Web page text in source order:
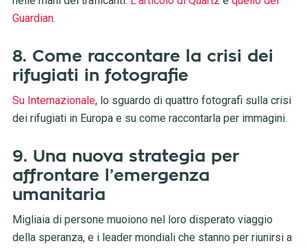
Guardian.
8. Come raccontare la crisi dei
rifugiati in fotografie
Su Internazionale, lo sguardo di quattro fotografi sulla crisi
dei rifugiati in Europa e su come raccontarla per immagini.
9. Una nuova strategia per
affrontare l’emergenza
umanitaria
Migliaia di persone muoiono nel loro disperato viaggio
della speranza, e i leader mondiali che stanno per riunirsi a